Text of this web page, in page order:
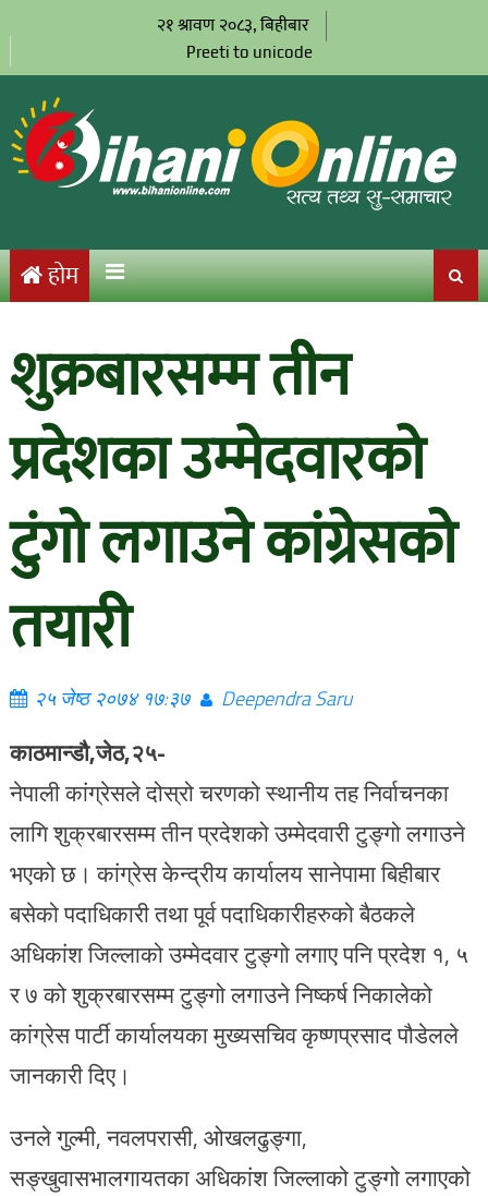
२१ श्रावण २०८३, बिहीबार
Preeti to unicode
होम
शुक्रबारसम्म तीन
प्रदेशका उम्मेदवारको
टुंगो लगाउने कांग्रेसको
तयारी
२५ जेष्ठ २०७४ १७:३७ Deependra Saru
काठमान्डौ,जेठ,२५-
नेपाली कांग्रेसले दोस्रो चरणको स्थानीय तह निर्वाचनका
लागि शुक्रबारसम्म तीन प्रदेशको उम्मेदवारी टुङ्गो लगाउने
भएको छ। कांग्रेस केन्द्रीय कार्यालय सानेपामा बिहीबार
बसेको पदाधिकारी तथा पूर्व पदाधिकारीहरुको बैठकले
अधिकांश जिल्लाको उम्मेदवार टुङ्गो लगाए पनि प्रदेश १, ५
र ७ को शुक्रबारसम्म टुङ्गो लगाउने निष्कर्ष निकालेको
कांग्रेस पार्टी कार्यालयका मुख्यसचिव कृष्णप्रसाद पौडेलले
जानकारी दिए।
उनले गुल्मी, नवलपरासी, ओखलढुङ्गा,
सङ्खुवासभालगायतका अधिकांश जिल्लाको टुङ्गो लगाएको